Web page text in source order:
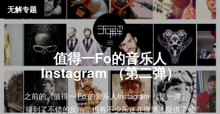
值得一Fo的音乐人
Instagram （第二弹）
之前的《值得一 Fo 的音乐人Instagram （第一弹）》
得到了不错的反响，也有不少乐迷在微博上提供了他
无解专题